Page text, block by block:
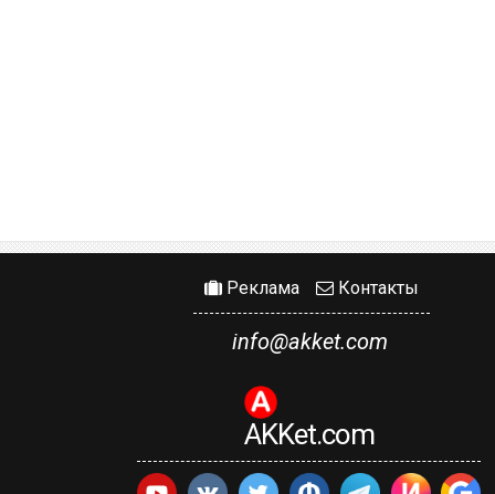
Реклама Контакты
info@akket.com
AKKet.com